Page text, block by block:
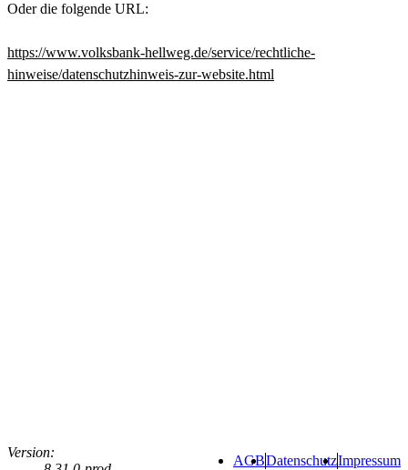
Oder die folgende URL:
https://www.volksbank-hellweg.de/service/rechtliche-
hinweise/datenschutzhinweis-zur-website.html
Version:
AGBDatenschutzImpressum